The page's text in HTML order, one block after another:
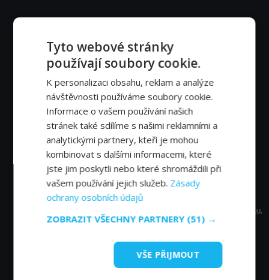
REKLAMA
Časté dotazy a zajímavosti
Tyto webové stránky
používají soubory cookie.
K personalizaci obsahu, reklam a analýze
návštěvnosti používáme soubory cookie.
Informace o vašem používání našich
stránek také sdílíme s našimi reklamními a
analytickými partnery, kteří je mohou
kombinovat s dalšími informacemi, které
jste jim poskytli nebo které shromáždili při
vašem používání jejich služeb. Zásady
ochrany osobních údajů
ZOBRAZIT VŠECHNY PARTNERY (51) →
VŠE PŘIJMOUT